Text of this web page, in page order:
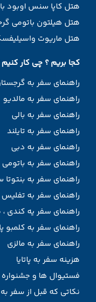
هتل کاپا سنس اوبود
هتل هیلتون باتومی
هتل ماریوت
کجا بریم ؟ چی کار
راهنمای سفر به
راهنمای سفر به مالدیو
راهنمای سفر به بالی
راهنمای سفر به تایلند
راهنمای سفر به دبی
راهنمای سفر به باتومی
راهنمای سفر به بنتوتا
راهنمای سفر به تفلیس
راهنمای سفر یه کندی ،
راهنمای سفر به کلمبو
راهنمای سفر به مالزی
هزینه سفر به پاتایا
فستیوال ها و
نکاتی که قبل از سفر به